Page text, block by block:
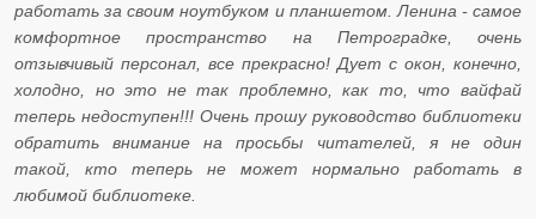
работать за своим ноутбуком и планшетом. Ленина - самое
комфортное пространство на Петроградке, очень
отзывчивый персонал, все прекрасно! Дует с окон, конечно,
холодно, но это не так проблемно, как то, что вайфай
теперь недоступен!!! Очень прошу руководство библиотеки
обратить внимание на просьбы читателей, я не один
такой, кто теперь не может нормально работать в
любимой библиотеке.